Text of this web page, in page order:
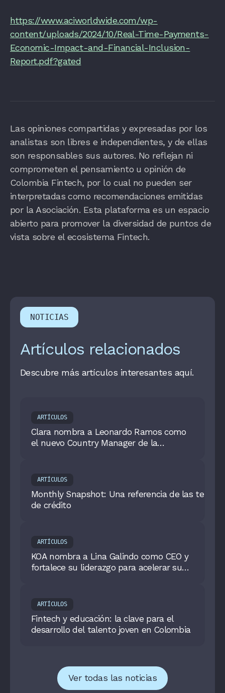
https://www.aciworldwide.com/wp-
content/uploads/2024/10/Real-Time-Payments-
Economic-Impact-and-Financial-Inclusion-
Report.pdf?gated
Las opiniones compartidas y expresadas por los
analistas son libres e independientes, y de ellas
son responsables sus autores. No reflejan ni
comprometen el pensamiento u opinión de
Colombia Fintech, por lo cual no pueden ser
interpretadas como recomendaciones emitidas
por la Asociación. Esta plataforma es un espacio
abierto para promover la diversidad de puntos de
vista sobre el ecosistema Fintech.
NOTICIAS
Artículos relacionados
Descubre más artículos interesantes aquí.
ARTÍCULOS
Clara nombra a Leonardo Ramos como
el nuevo Country Manager de la
ARTÍCULOS
Monthly Snapshot: Una referencia de las
de crédito
ARTÍCULOS
KOA nombra a Lina Galindo como CEO y
fortalece su liderazgo para acelerar su
ARTÍCULOS
Fintech y educación: la clave para el
desarrollo del talento joven en Colombia
Ver todas las noticias